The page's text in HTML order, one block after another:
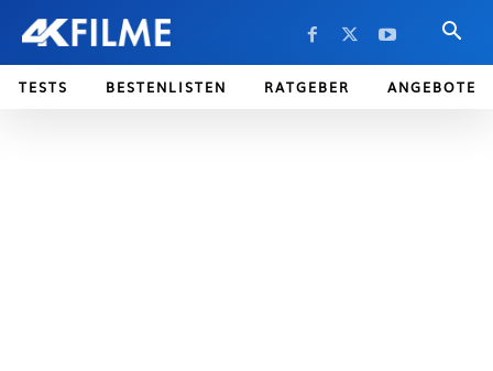
TESTS BESTENLISTEN RATGEBER ANGEBOTE